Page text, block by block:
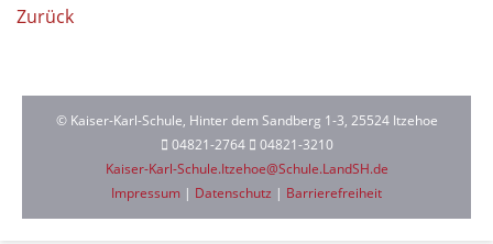
Zurück
© Kaiser-Karl-Schule, Hinter dem Sandberg 1-3, 25524 Itzehoe
04821-2764
04821-3210
Kaiser-Karl-Schule.Itzehoe@Schule.LandSH.de
Impressum | Datenschutz | Barrierefreiheit